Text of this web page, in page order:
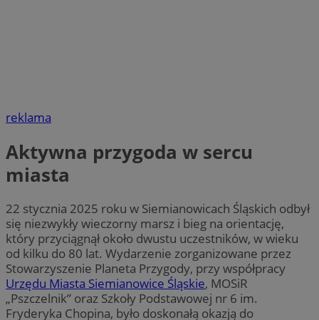
reklama
Aktywna przygoda w sercu
miasta
22 stycznia 2025 roku w Siemianowicach Śląskich odbył
się niezwykły wieczorny marsz i bieg na orientację,
który przyciągnął około dwustu uczestników, w wieku
od kilku do 80 lat. Wydarzenie zorganizowane przez
Stowarzyszenie Planeta Przygody, przy współpracy
Urzędu Miasta Siemianowice Śląskie, MOSiR
„Pszczelnik” oraz Szkoły Podstawowej nr 6 im.
Fryderyka Chopina, było doskonałą okazją do